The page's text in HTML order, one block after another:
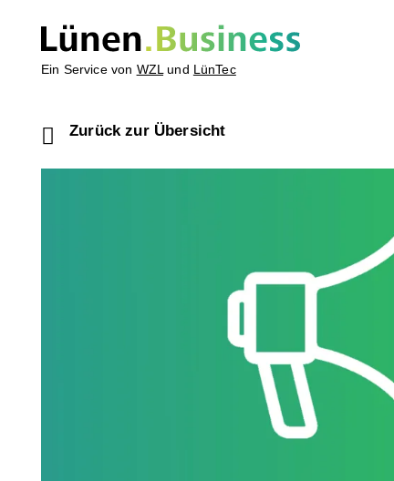
Ein Service von WZL und LünTec
Zurück zur Übersicht